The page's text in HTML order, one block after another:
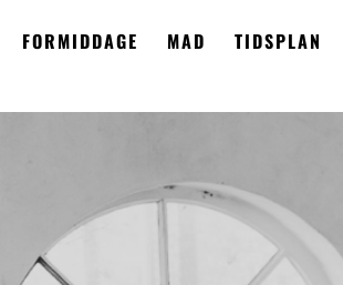
FORMIDDAGE MAD TIDSPLAN